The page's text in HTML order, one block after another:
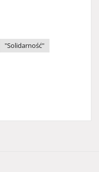
"Solidarność"